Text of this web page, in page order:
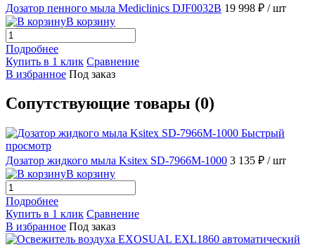
Дозатор пенного мыла Mediclinics DJF0032B 19 998 ₽ / шт
В корзину
Подробнее
Купить в 1 клик Сравнение
В избранное Под заказ
Сопутствующие товары (0)
Быстрый
просмотр
Дозатор жидкого мыла Ksitex SD-7966M-1000 3 135 ₽ / шт
В корзину
Подробнее
Купить в 1 клик Сравнение
В избранное Под заказ